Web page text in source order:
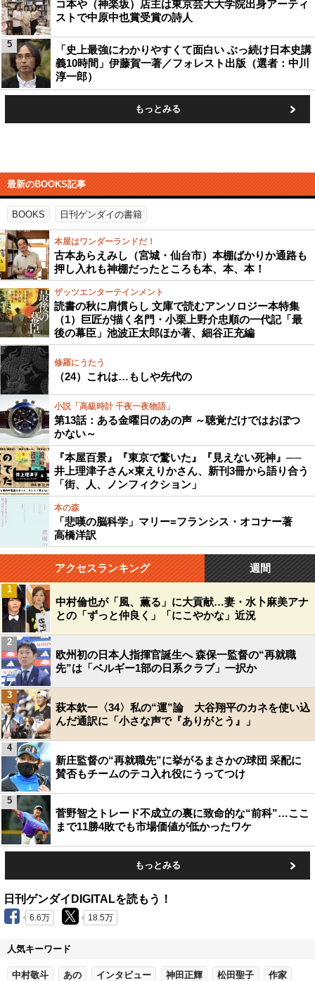
コ本や（神楽坂）店主は東京芸大大学院出身アーティ
ストで中原中也賞受賞の詩人
「史上最強にわかりやすくて面白い ぶっ続け日本史講
義10時間」伊藤賀一著／フォレスト出版（選者：中川
淳一郎）
5
もっとみる
最新のBOOKS記事
BOOKS 日刊ゲンダイの書籍
本屋はワンダーランドだ！
古本あらえみし（宮城・仙台市）本棚ばかりか通路も
押し入れも神棚だったところも本、本、本！
ザッツエンターテインメント
読書の秋に肩慣らし 文庫で読むアンソロジー本特集
（1）巨匠が描く名門・小栗上野介忠順の一代記「最
後の幕臣」池波正太郎ほか著、細谷正充編
修羅にうたう
（24）これは…もしや先代の
小説「高級時計 千夜一夜物語」
第13話：ある金曜日のあの声 ～聴覚だけではおぼつ
かない～
『本屋百景』『東京で驚いた』『見えない死神』──
井上理津子さん×東えりかさん、新刊3冊から語り合う
「街、人、ノンフィクション」
本の森
「悲嘆の脳科学」マリー=フランシス・オコナー著
高橋洋訳
アクセスランキング 週間
中村倫也が「風、薫る」に大貢献…妻・水卜麻美アナ
との「ずっと仲良く」「にこやかな」近況
1
欧州初の日本人指揮官誕生へ 森保一監督の“再就職
先”は「ベルギー1部の日系クラブ」一択か
2
萩本欽一〈34〉私の“運”論 大谷翔平のカネを使い込
んだ通訳に「小さな声で『ありがとう』」
3
新庄監督の“再就職先”に挙がるまさかの球団 采配に
賛否もチームのテコ入れ役にうってつけ
4
菅野智之トレード不成立の裏に致命的な“前科”…ここ
まで11勝4敗でも市場価値が低かったワケ
5
もっとみる
日刊ゲンダイDIGITALを読もう！
6.6万 18.5万
人気キーワード
中村敬斗 あの インタビュー 神田正輝 松田聖子 作家